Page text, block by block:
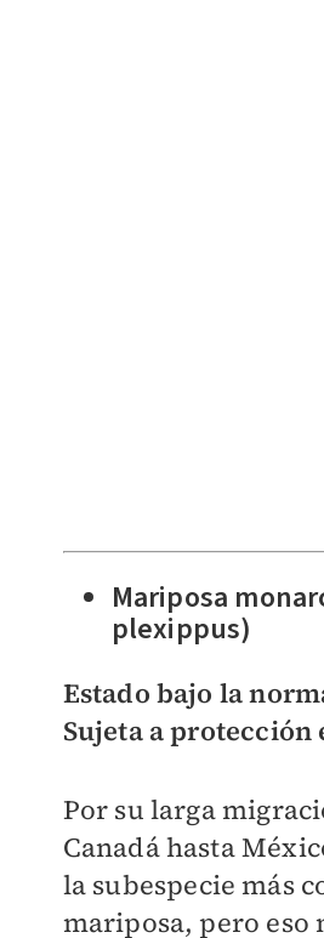
Mariposa
plexippus)
Estado bajo la
Sujeta a protección
Por su larga
Canadá hasta
la subespecie más
mariposa, pero eso